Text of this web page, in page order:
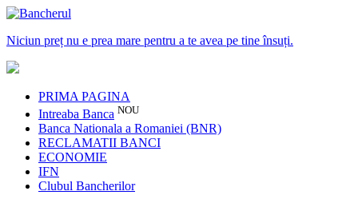
Niciun preț nu e prea mare pentru a te avea pe tine însuți.
PRIMA PAGINA
Intreaba Banca NOU
Banca Nationala a Romaniei (BNR)
RECLAMATII BANCI
ECONOMIE
IFN
Clubul Bancherilor